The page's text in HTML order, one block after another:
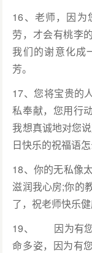
16、老师，因为
劳，才会有桃李
我们的谢意化成
芳。
17、您将宝贵的
私奉献，您用行
我想真诚地对您
日快乐的祝福语怎
18、你的无私像
滋润我心房;你的
了，祝老师快乐
19、 因为有您
命多姿，因为有